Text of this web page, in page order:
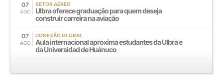
07
AGO
SETOR AÉREO
Ulbra oferece graduação para quem deseja
construir carreira na aviação
07
AGO
CONEXÃO GLOBAL
Aula internacional aproxima estudantes da Ulbra e
da Universidad de Huánuco